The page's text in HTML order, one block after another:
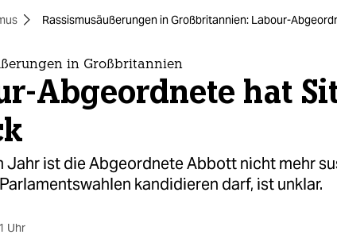
Rassismusäußerungen in Großbritannien: Labour-
in Großbritannien
Abgeordnete hat
Jahr ist die Abgeordnete Abbott nicht mehr
kandidieren darf, ist unklar.
Uhr